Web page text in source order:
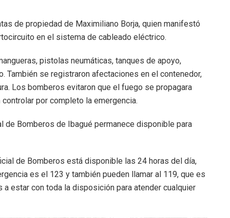
de propiedad de Maximiliano Borja, quien manifestó
en el sistema de cableado eléctrico.
pistolas neumáticas, tanques de apoyo,
También se registraron afectaciones en el contenedor,
Los bomberos evitaron que el fuego se propagara
por completo la emergencia.
de Bomberos de Ibagué permanece disponible para
de Bomberos está disponible las 24 horas del día,
es el 123 y también pueden llamar al 119, que es
estar con toda la disposición para atender cualquier